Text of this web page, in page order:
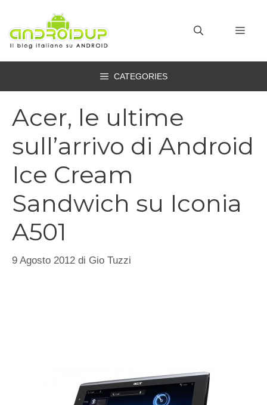
contenuto
CATEGORIES
Acer, le ultime
sull’arrivo di Android
Ice Cream
Sandwich su Iconia
A501
9 Agosto 2012 di Gio Tuzzi